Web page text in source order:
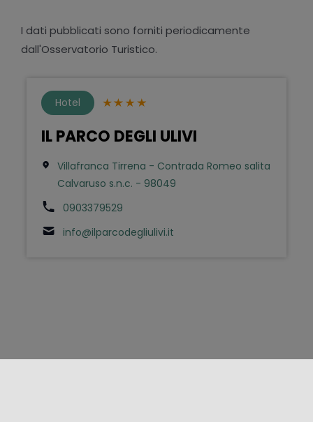
I dati pubblicati sono forniti periodicamente
dall'Osservatorio Turistico.
Hotel
IL PARCO DEGLI ULIVI
Villafranca Tirrena - Contrada Romeo salita
Calvaruso s.n.c. - 98049
0903379529
info@ilparcodegliulivi.it